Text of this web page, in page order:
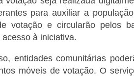
para auxiliar a
votação e circularão pelos
à iniciativa.
entidades comunitárias
móveis de votação. O